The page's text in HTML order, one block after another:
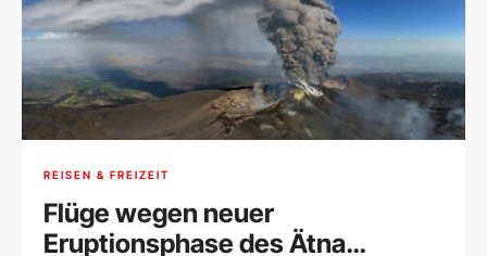
REISEN & FREIZEIT
Flüge wegen neuer
Eruptionsphase des Ätna